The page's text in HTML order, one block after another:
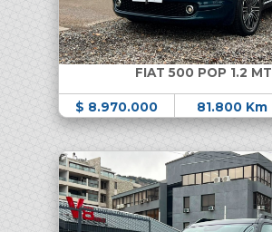
FIAT 500 POP 1.2 MT
$ 8.970.000 81.800 Km